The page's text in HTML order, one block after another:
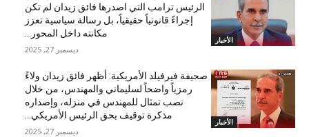
الأخبار
الرئيس ترامب التي اصدرها فائق زيدان لم تكن
إجراءً قانونياً حقيقياً، بل رسالة سياسية تعزز
مكانته داخل المحور...
ديسمبر 27, 2025
الأخبار
صحيفة فيرفيلد الأمريكية: أظهر فائق زيدان ولاءً
رمزياً واضحاً لسليماني والمهندس، من خلال
نصب تمثال للمهندس في منزله، وإصداره
مذكرة توقيف بحق الرئيس الأمريكي...
ديسمبر 27, 2025